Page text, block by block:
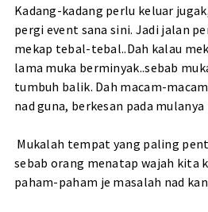
Kadang-kadang perlu keluar
pergi event sana sini. Jadi jalan
mekap tebal-tebal..Dah kalau
lama muka berminyak..sebab
tumbuh balik. Dah macam-
nad guna, berkesan pada
Mukalah tempat yang paling
sebab orang menatap wajah kita
paham-paham je masalah nad